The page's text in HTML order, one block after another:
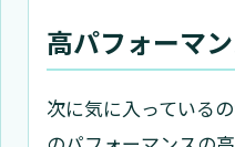
高パフォーマ
次に気に入っている